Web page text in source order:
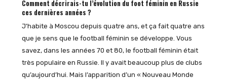
Comment décrirais-tu l’évolution du foot féminin en Russie
ces dernières années ?
J’habite à Moscou depuis quatre ans, et ça fait quatre ans
que je sens que le football féminin se développe. Vous
savez, dans les années 70 et 80, le football féminin était
très populaire en Russie. Il y avait beaucoup plus de clubs
qu’aujourd’hui. Mais l’apparition d’un « Nouveau Monde